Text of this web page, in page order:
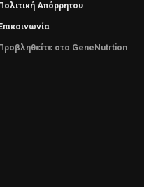
Απόρρητου
στο GeneNutrtion